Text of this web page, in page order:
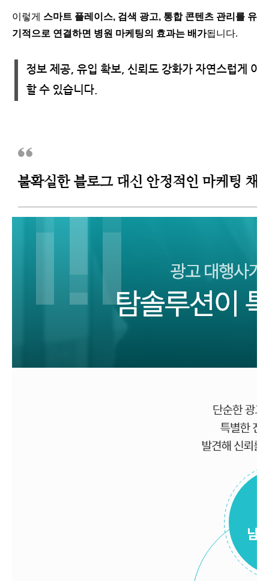
이렇게 스마트 플레이스, 검색 광고, 통합 콘텐츠 관리를 유
기적으로 연결하면 병원 마케팅의 효과는 배가됩니다.